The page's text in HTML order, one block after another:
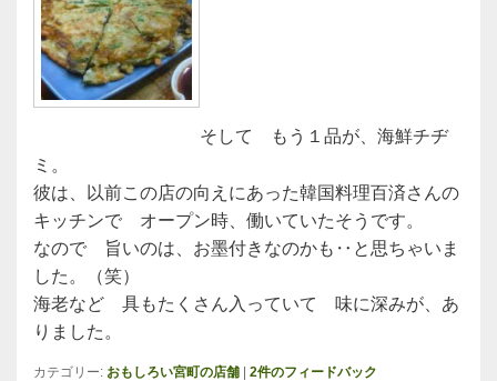
そして もう１品が、海鮮チヂ
ミ。
彼は、以前この店の向えにあった韓国料理百済さんの
キッチンで オープン時、働いていたそうです。
なので 旨いのは、お墨付きなのかも‥と思ちゃいま
した。（笑）
海老など 具もたくさん入っていて 味に深みが、あ
りました。
カテゴリー: おもしろい宮町の店舗 | 2件のフィードバック